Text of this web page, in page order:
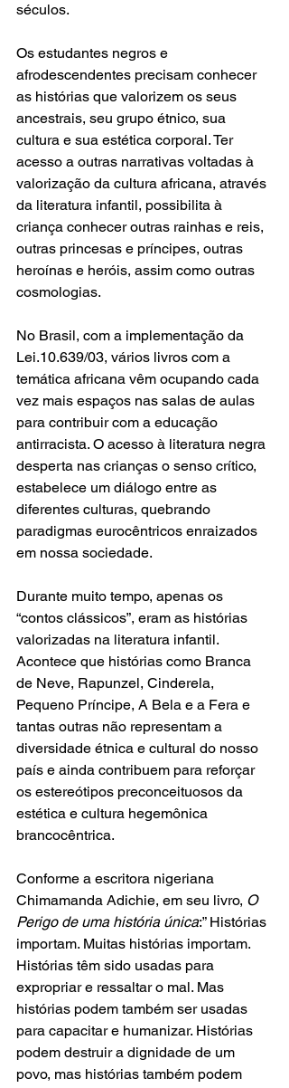
séculos.
Os estudantes negros e
afrodescendentes precisam conhecer
as histórias que valorizem os seus
ancestrais, seu grupo étnico, sua
cultura e sua estética corporal. Ter
acesso a outras narrativas voltadas à
valorização da cultura africana, através
da literatura infantil, possibilita à
criança conhecer outras rainhas e reis,
outras princesas e príncipes, outras
heroínas e heróis, assim como outras
cosmologias.
No Brasil, com a implementação da
Lei.10.639/03, vários livros com a
temática africana vêm ocupando cada
vez mais espaços nas salas de aulas
para contribuir com a educação
antirracista. O acesso à literatura negra
desperta nas crianças o senso crítico,
estabelece um diálogo entre as
diferentes culturas, quebrando
paradigmas eurocêntricos enraizados
em nossa sociedade.
Durante muito tempo, apenas os
“contos clássicos”, eram as histórias
valorizadas na literatura infantil.
Acontece que histórias como Branca
de Neve, Rapunzel, Cinderela,
Pequeno Príncipe, A Bela e a Fera e
tantas outras não representam a
diversidade étnica e cultural do nosso
país e ainda contribuem para reforçar
os estereótipos preconceituosos da
estética e cultura hegemônica
brancocêntrica.
Conforme a escritora nigeriana
Chimamanda Adichie, em seu livro, O
Perigo de uma história única:” Histórias
importam. Muitas histórias importam.
Histórias têm sido usadas para
expropriar e ressaltar o mal. Mas
histórias podem também ser usadas
para capacitar e humanizar. Histórias
podem destruir a dignidade de um
povo, mas histórias também podem